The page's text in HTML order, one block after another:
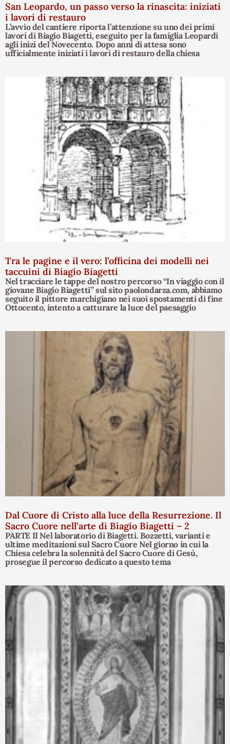
San Leopardo, un passo verso la rinascita: iniziati
i lavori di restauro
L’avvio del cantiere riporta l’attenzione su uno dei primi
lavori di Biagio Biagetti, eseguito per la famiglia Leopardi
agli inizi del Novecento. Dopo anni di attesa sono
ufficialmente iniziati i lavori di restauro della chiesa
Tra le pagine e il vero: l’officina dei modelli nei
taccuini di Biagio Biagetti
Nel tracciare le tappe del nostro percorso “In viaggio con il
giovane Biagio Biagetti” sul sito paolondarza.com, abbiamo
seguito il pittore marchigiano nei suoi spostamenti di fine
Ottocento, intento a catturare la luce del paesaggio
Dal Cuore di Cristo alla luce della Resurrezione. Il
Sacro Cuore nell’arte di Biagio Biagetti – 2
PARTE II Nel laboratorio di Biagetti. Bozzetti, varianti e
ultime meditazioni sul Sacro Cuore Nel giorno in cui la
Chiesa celebra la solennità del Sacro Cuore di Gesù,
prosegue il percorso dedicato a questo tema